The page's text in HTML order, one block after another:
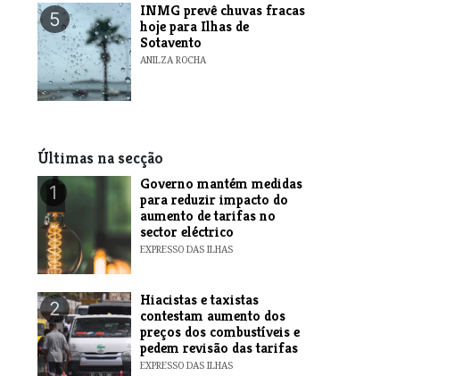
5
INMG prevê chuvas fracas
hoje para Ilhas de
Sotavento
ANILZA ROCHA
Últimas na secção
1
Governo mantém medidas
para reduzir impacto do
aumento de tarifas no
sector eléctrico
EXPRESSO DAS ILHAS
2
Hiacistas e taxistas
contestam aumento dos
preços dos combustíveis e
pedem revisão das tarifas
EXPRESSO DAS ILHAS